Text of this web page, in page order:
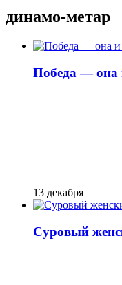
динамо-метар
Победа — она
13 декабря
Суровый